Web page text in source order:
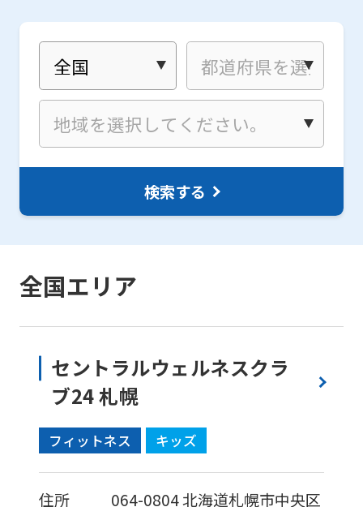
検索する
全国エリア
セントラルウェルネスクラ
ブ24 札幌
フィットネス キッズ
住所 064-0804北海道札幌市中央区